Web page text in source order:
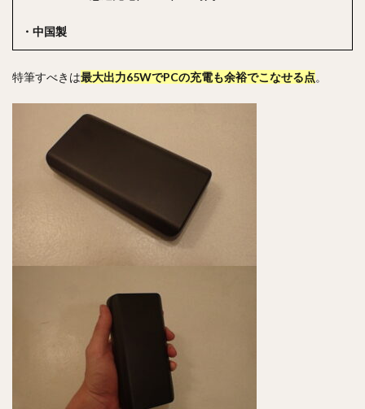
・中国製
特筆すべきは最大出力65WでPCの充電も余裕でこなせる点。